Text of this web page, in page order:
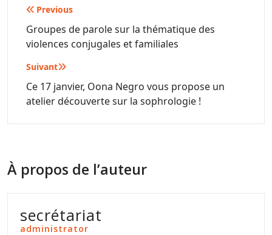
Navigation
de
l’article
Previous
Groupes de parole sur la thématique des
violences conjugales et familiales
Suivant
Ce 17 janvier, Oona Negro vous propose un
atelier découverte sur la sophrologie !
À propos de l’auteur
secrétariat
administrator